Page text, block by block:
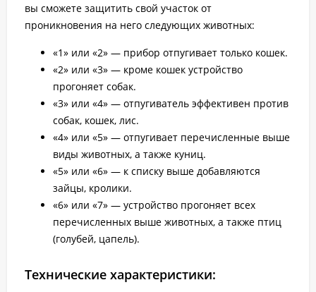
вы сможете защитить свой участок от
проникновения на него следующих животных:
«1» или «2» — прибор отпугивает только кошек.
«2» или «3» — кроме кошек устройство
прогоняет собак.
«3» или «4» — отпугиватель эффективен против
собак, кошек, лис.
«4» или «5» — отпугивает перечисленные выше
виды животных, а также куниц.
«5» или «6» — к списку выше добавляются
зайцы, кролики.
«6» или «7» — устройство прогоняет всех
перечисленных выше животных, а также птиц
(голубей, цапель).
Технические характеристики: